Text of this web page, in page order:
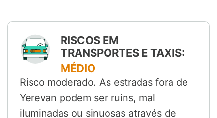
RISCOS EM
TRANSPORTES E TAXIS:
MÉDIO
Risco moderado. As estradas fora de
Yerevan podem ser ruins, mal
iluminadas ou sinuosas através de